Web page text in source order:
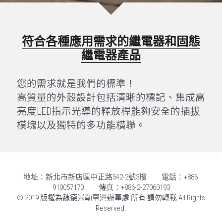
RockStar® 重載接外掛程式
OMNIMATE® 裝置聯接件和電子外殼
工具系列
標記號系統
符合各種應用需求的繼電器和固態
繼電器產品
您的需求就是我們的標準！
高質量的外殼設計包括清晰的標記、集成高
亮度LED指示光導的釋放桿能夠安全的插拔
模塊以及獨特的多功能橫聯。
地址：新北市新店區中正路542-2號3樓　　電話：+886
910057170　　傳真：+886-2-27060193
© 2019 版權為魏德米勒臺灣辦事處 所有 請勿轉載 All Rights
Reserved.